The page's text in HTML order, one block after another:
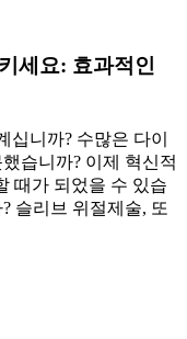
세요: 효과적인
니까? 수많은 다이
습니까? 이제 혁신적
때가 되었을 수 있습
슬리브 위절제술, 또